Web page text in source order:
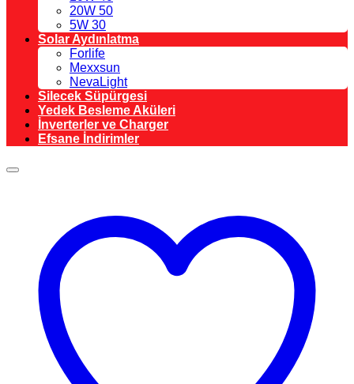
20W 50
5W 30
Solar Aydınlatma
Forlife
Mexxsun
NevaLight
Silecek Süpürgesi
Yedek Besleme Aküleri
İnverterler ve Charger
Efsane İndirimler